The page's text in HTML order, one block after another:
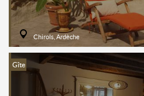
Chirols, Ardèche
Gîte